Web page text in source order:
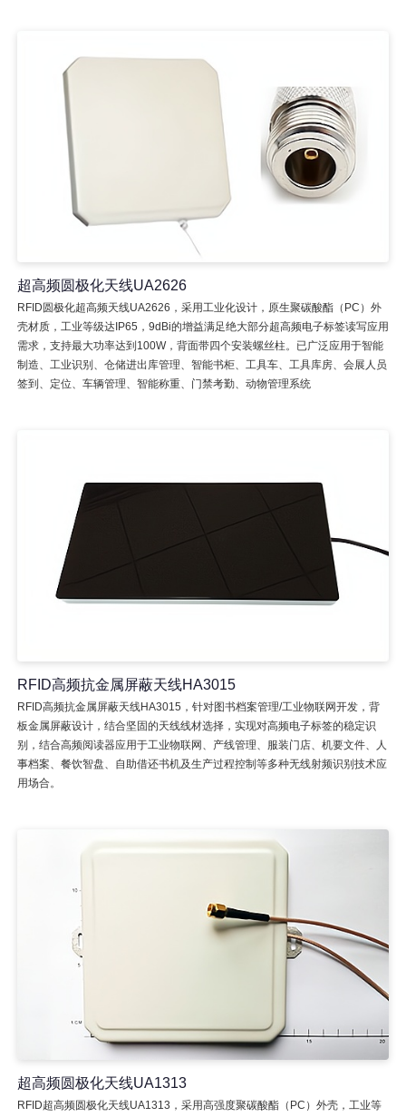
超高频圆极化天线UA2626
RFID圆极化超高频天线UA2626，采用工业化设计，原生聚碳酸酯（PC）外
壳材质，工业等级达IP65，9dBi的增益满足绝大部分超高频电子标签读写应用
需求，支持最大功率达到100W，背面带四个安装螺丝柱。已广泛应用于智能
制造、工业识别、仓储进出库管理、智能书柜、工具车、工具库房、会展人员
签到、定位、车辆管理、智能称重、门禁考勤、动物管理系统
RFID高频抗金属屏蔽天线HA3015
RFID高频抗金属屏蔽天线HA3015，针对图书档案管理/工业物联网开发，背
板金属屏蔽设计，结合坚固的天线线材选择，实现对高频电子标签的稳定识
别，结合高频阅读器应用于工业物联网、产线管理、服装门店、机要文件、人
事档案、餐饮智盘、自助借还书机及生产过程控制等多种无线射频识别技术应
用场合。
超高频圆极化天线UA1313
RFID超高频圆极化天线UA1313，采用高强度聚碳酸酯（PC）外壳，工业等